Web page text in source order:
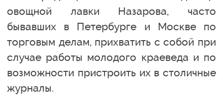
овощной лавки Назарова, часто
бывавших в Петербурге и Москве по
торговым делам, прихватить с собой при
случае работы молодого краеведа и по
возможности пристроить их в столичные
журналы.